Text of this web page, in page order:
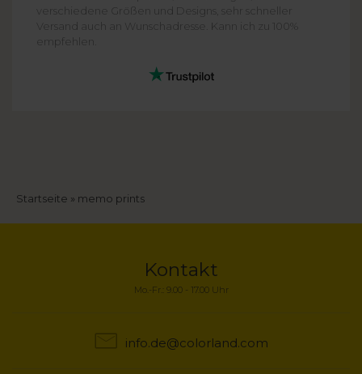
verschiedene Größen und Designs, sehr schneller
Versand auch an Wunschadresse. Kann ich zu 100%
empfehlen.
Pfadnavigation
Startseite memo prints
Kontakt
Mo.-Fr.: 9.00 - 17.00 Uhr
info.de@colorland.com